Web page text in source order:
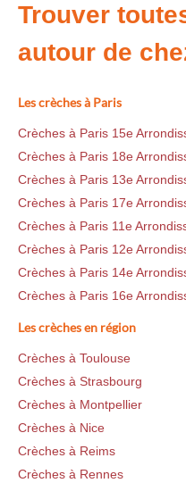
Trouver
autour de
Les crèches à Paris
Crèches à Paris 15e
Crèches à Paris 18e
Crèches à Paris 13e
Crèches à Paris 17e
Crèches à Paris 11e
Crèches à Paris 12e
Crèches à Paris 14e
Crèches à Paris 16e
Les crèches en région
Crèches à Toulouse
Crèches à Strasbourg
Crèches à Montpellier
Crèches à Nice
Crèches à Reims
Crèches à Rennes